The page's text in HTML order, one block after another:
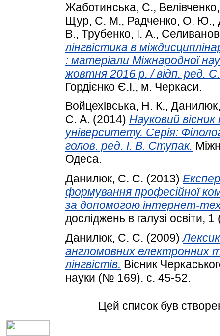
Жаботинська, С.,
Щур, С. М., Радченко, О. Ю.,
В., Трубенко, І. А.,
лінгвістика в
: матеріали Міжнародної
жовтня 2016 р. / відп. ред.
Гордієнко Є.І., м. Черкаси.
Войцехівська, Н. К.,
С. А. (2014) Науковий
університету. Серія:
голов. ред. І. В. Ступак.
Одеса.
Данилюк, С. С. (2013)
формування професійної
за допомогою інтернет-
досліджень в галузі освіти,
Данилюк, С. С. (2009)
англомовних електронних
лінгвістів. Вісник
науки (№ 169). с. 45-52.
Цей список був